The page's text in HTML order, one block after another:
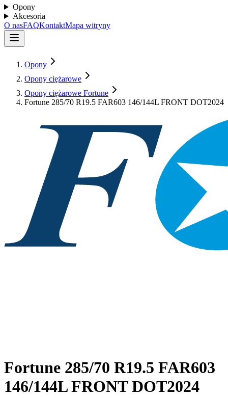
Opony
Akcesoria
O nasFAQKontaktMapa witryny
Opony
Opony ciężarowe
Opony ciężarowe Fortune
Fortune 285/70 R19.5 FAR603 146/144L FRONT DOT2024
Fortune 285/70 R19.5 FAR603
146/144L FRONT DOT2024